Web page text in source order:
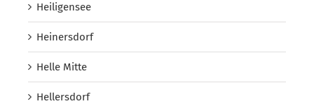
Heiligensee
Heinersdorf
Helle Mitte
Hellersdorf